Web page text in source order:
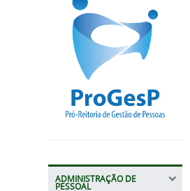
ADMINISTRAÇÃO DE
PESSOAL